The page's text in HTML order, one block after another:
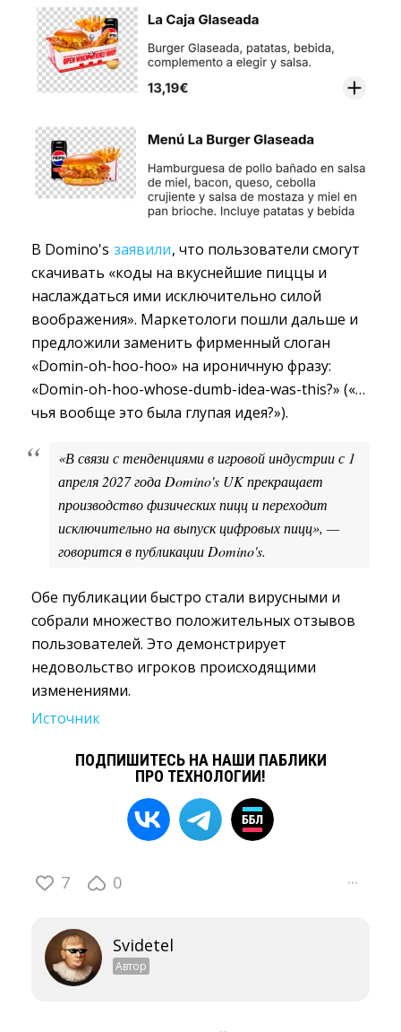
В Domino's заявили, что пользователи смогут
скачивать «коды на вкуснейшие пиццы и
наслаждаться ими исключительно силой
воображения». Маркетологи пошли дальше и
предложили заменить фирменный слоган
«Domin-oh-hoo-hoo» на ироничную фразу:
«Domin-oh-hoo-whose-dumb-idea-was-this?» («…
чья вообще это была глупая идея?»).
«В связи с тенденциями в игровой индустрии с 1
апреля 2027 года Domino's UK прекращает
производство физических пицц и переходит
исключительно на выпуск цифровых пицц», —
говорится в публикации Domino's.
Обе публикации быстро стали вирусными и
собрали множество положительных отзывов
пользователей. Это демонстрирует
недовольство игроков происходящими
изменениями.
Источник
ПОДПИШИТЕСЬ НА НАШИ ПАБЛИКИ
ПРО ТЕХНОЛОГИИ!
7 0 ···
Svidetel
Автор